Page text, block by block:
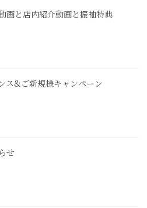
画と店内紹介動画と振袖特典
ス&ご新規様キャンペーン
せ